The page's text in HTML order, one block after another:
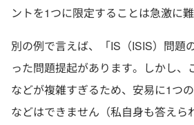
ントを1つに限定することは急激に
別の例で言えば、「IS（ISIS）問題
った問題提起があります。しかし、
などが複雑すぎるため、安易に1つ
などはできません（私自身も答えら